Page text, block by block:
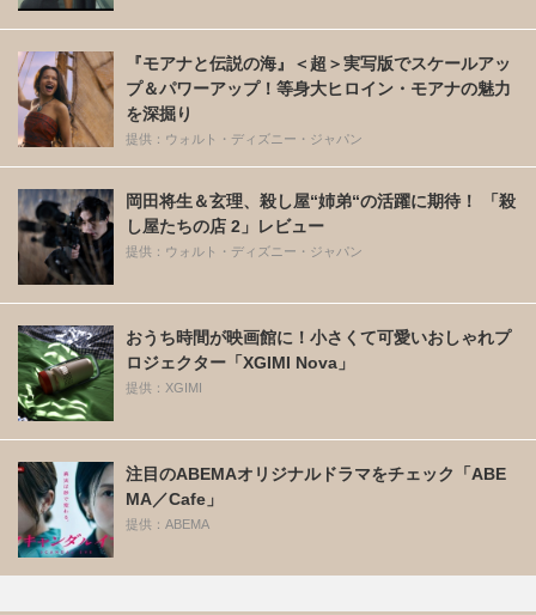
『モアナと伝説の海』＜超＞実写版でスケールアッ
プ＆パワーアップ！等身大ヒロイン・モアナの魅力
を深掘り
提供：ウォルト・ディズニー・ジャパン
岡田将生＆玄理、殺し屋“姉弟“の活躍に期待！ 「殺
し屋たちの店 2」レビュー
提供：ウォルト・ディズニー・ジャパン
おうち時間が映画館に！小さくて可愛いおしゃれプ
ロジェクター「XGIMI Nova」
提供：XGIMI
注目のABEMAオリジナルドラマをチェック「ABE
MA／Cafe」
提供：ABEMA